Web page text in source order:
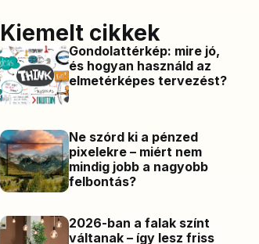
Kiemelt cikkek
Gondolattérkép: mire jó,
és hogyan használd az
elmetérképes tervezést?
Ne szórd ki a pénzed
pixelekre – miért nem
mindig jobb a nagyobb
felbontás?
2026-ban a falak színt
váltanak – így lesz friss